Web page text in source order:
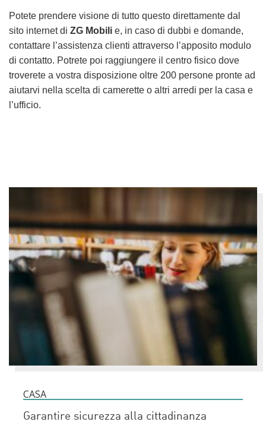
Potete prendere visione di tutto questo direttamente dal
sito internet di ZG Mobili e, in caso di dubbi e domande,
contattare l’assistenza clienti attraverso l’apposito modulo
di contatto. Potrete poi raggiungere il centro fisico dove
troverete a vostra disposizione oltre 200 persone pronte ad
aiutarvi nella scelta di camerette o altri arredi per la casa e
l’ufficio.
CASA
Garantire sicurezza alla cittadinanza